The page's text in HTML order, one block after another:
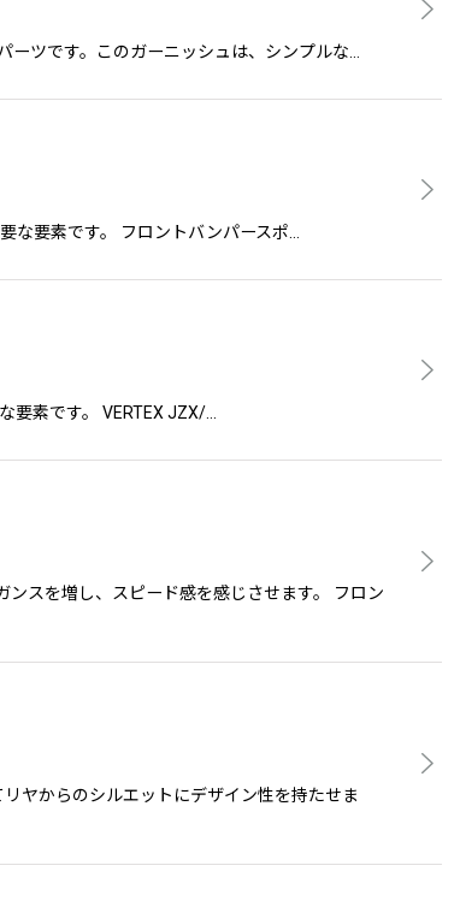
ツです。このガーニッシュは、シンプルな…
な要素です。 フロントバンパースポ…
素です。 VERTEX JZX/…
スを増し、スピード感を感じさせます。 フロン
ヤからのシルエットにデザイン性を持たせま